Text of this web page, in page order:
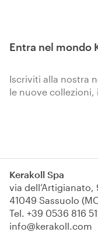
Entra nel mondo
Iscriviti alla nostra
le nuove collezioni,
Kerakoll Spa
via dell’Artigianato,
41049 Sassuolo
Tel. +39 0536 816
info@kerakoll.com